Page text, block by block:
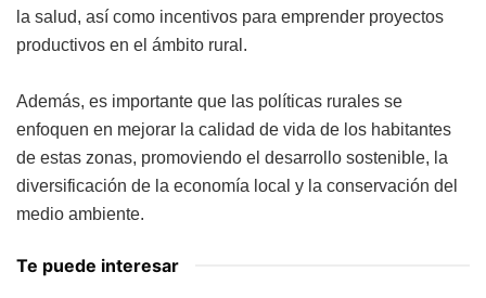
la salud, así como incentivos para emprender proyectos
productivos en el ámbito rural.
Además, es importante que las políticas rurales se
enfoquen en mejorar la calidad de vida de los habitantes
de estas zonas, promoviendo el desarrollo sostenible, la
diversificación de la economía local y la conservación del
medio ambiente.
Te puede interesar